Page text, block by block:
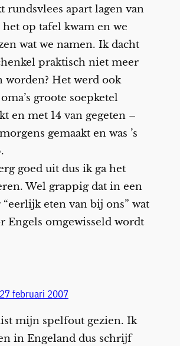
rundsvlees apart lagen van
op tafel kwam en we
wat we namen. Ik dacht
praktisch niet meer
worden? Het werd ook
groote soepketel
en met 14 van gegeten –
gemaakt en was ’s
goed uit dus ik ga het
Wel grappig dat in een
eten van bij ons” wat
Engels omgewisseld wordt
februari 2007
mijn spelfout gezien. Ik
in Engeland dus schrijf